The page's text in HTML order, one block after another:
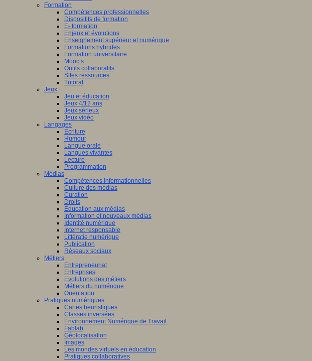
Formation
Compétences professionnelles
Dispositifs de formation
E- formation
Enjeux et évolutions
Enseignement supérieur et numérique
Formations hybrides
Formation universitaire
Mooc’s
Outils collaboratifs
Sites ressources
Tutorat
Jeux
Jeu et éducation
Jeux 4/12 ans
Jeux sérieux
Jeux vidéo
Langages
Ecriture
Humour
Langue orale
Langues vivantes
Lecture
Programmation
Médias
Compétences informationnelles
Culture des médias
Curation
Droits
Education aux médias
Information et nouveaux médias
Identité numérique
Internet responsable
Littératie numérique
Publication
Réseaux sociaux
Métiers
Entrepreneuriat
Entreprises
Evolutions des métiers
Métiers du numérique
Orientation
Pratiques numériques
Cartes heuristiques
Classes inversées
Environnement Numérique de Travail
Fablab
Géolocalisation
Images
Les mondes virtuels en éducation
Pratiques collaboratives